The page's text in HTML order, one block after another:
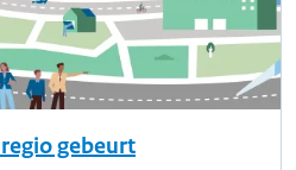
gebeurt